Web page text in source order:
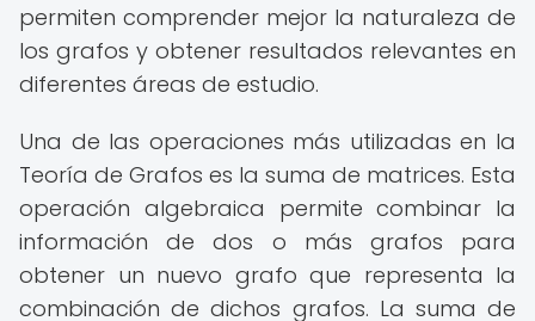
permiten comprender mejor la naturaleza de
los grafos y obtener resultados relevantes en
diferentes áreas de estudio.
Una de las operaciones más utilizadas en la
Teoría de Grafos es la suma de matrices. Esta
operación algebraica permite combinar la
información de dos o más grafos para
obtener un nuevo grafo que representa la
combinación de dichos grafos. La suma de